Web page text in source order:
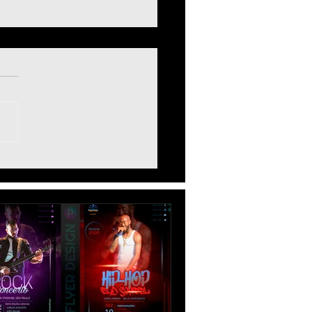
com 50+ Presets
GRÁTIS para
[Celular e PC]